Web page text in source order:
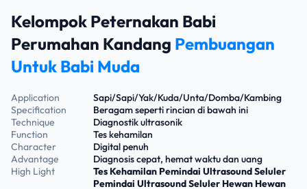
Kelompok Peternakan Babi
Perumahan Kandang Pembuangan
Untuk Babi Muda
Application
Sapi/Sapi/Yak/Kuda/Unta/Domba/Kambing
Specification
Beragam seperti rincian di bawah ini
Technique
Diagnostik ultrasonik
Function
Tes kehamilan
Character
Digital penuh
Advantage
Diagnosis cepat, hemat waktu dan uang
High Light
Tes Kehamilan Pemindai Ultrasound Seluler
Pemindai Ultrasound Seluler Hewan Hewan